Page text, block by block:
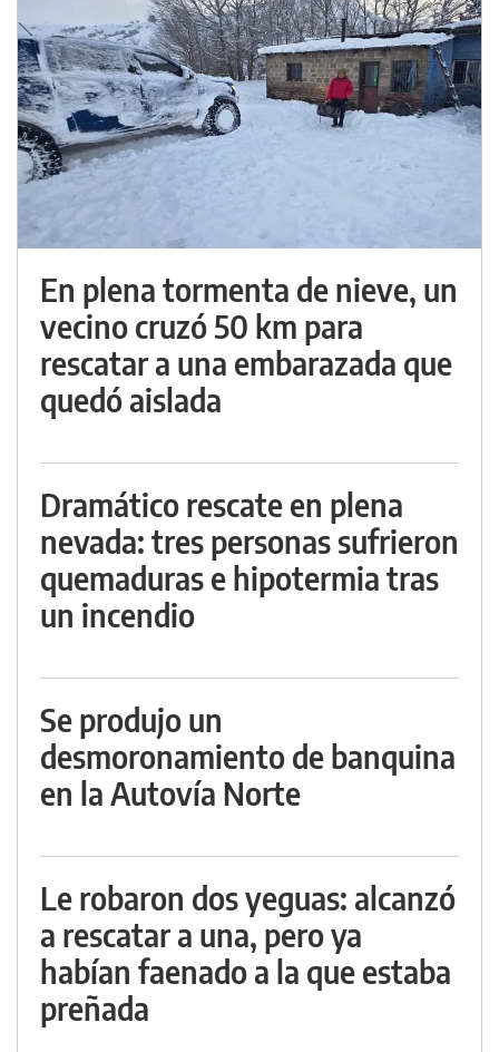
En plena tormenta de nieve, un
vecino cruzó 50 km para
rescatar a una embarazada que
quedó aislada
Dramático rescate en plena
nevada: tres personas sufrieron
quemaduras e hipotermia tras
un incendio
Se produjo un
desmoronamiento de banquina
en la Autovía Norte
Le robaron dos yeguas: alcanzó
a rescatar a una, pero ya
habían faenado a la que estaba
preñada